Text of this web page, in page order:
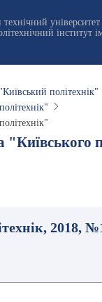
інститут
політехнік"
"Київського
2018,